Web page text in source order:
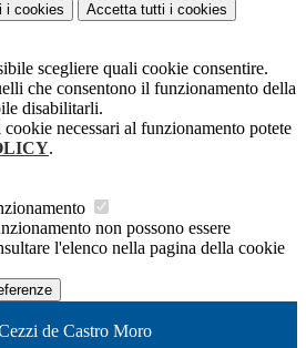
i cookies Accetta tutti i cookies
scegliere quali cookie consentire.
che consentono il funzionamento della
disabilitarli.
necessari al funzionamento potete
.
non possono essere
l'elenco nella pagina della cookie
de Castro Moro